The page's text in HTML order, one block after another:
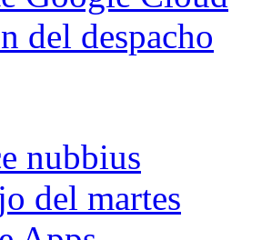
del despacho
nubbius
del martes